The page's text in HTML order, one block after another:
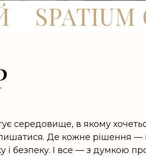
середовище, в якому
Де кожне рішення —
і безпеку. І все — з думкою